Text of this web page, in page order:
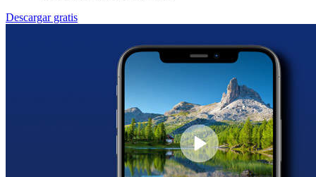
Descargar gratis